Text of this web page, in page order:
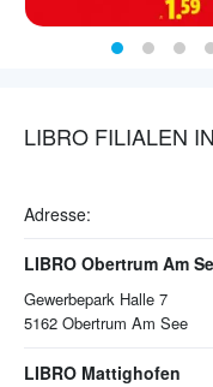
LIBRO FILIALEN
Adresse:
LIBRO Obertrum Am
Gewerbepark Halle 7
5162 Obertrum Am See
LIBRO Mattighofen